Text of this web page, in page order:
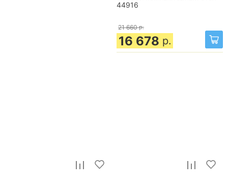
44916
21 660 р.
16 678 р.